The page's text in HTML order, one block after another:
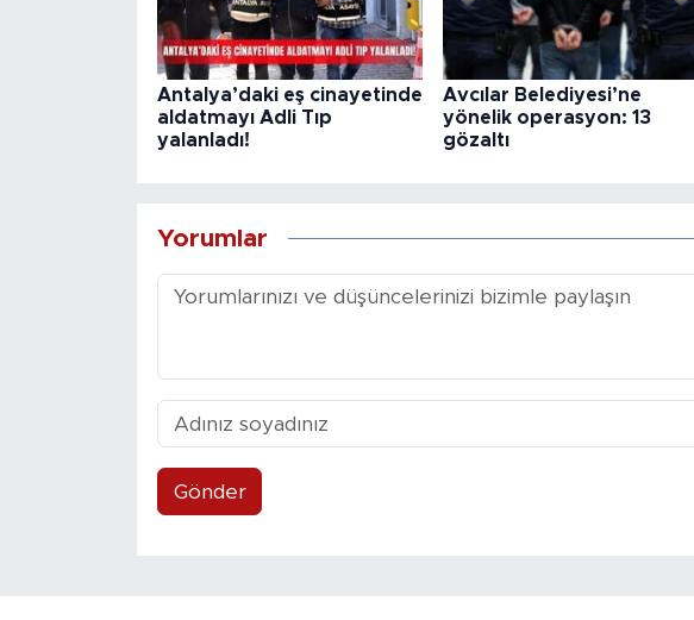
Antalya’daki eş cinayetinde
aldatmayı Adli Tıp
yalanladı!
Avcılar Belediyesi’ne
yönelik operasyon: 13
gözaltı
Yorumlar
Gönder